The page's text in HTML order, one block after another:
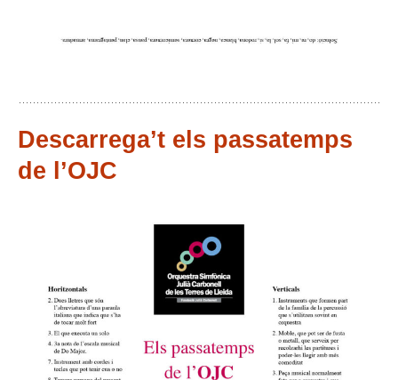
Descarrega’t els passatemps
de l’OJC